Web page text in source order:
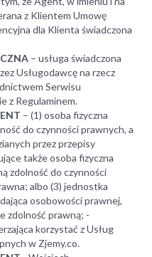
z Klientem Umowę
dla Klienta świadczona
– usługa świadczona
Usługodawcę na rzecz
Serwisu
z Regulaminem.
– (1) osoba fizyczna
do czynności prawnych, a
przez przepisy
także osoba fizyczna
zdolność do czynności
albo (3) jednostka
osobowości prawnej,
zdolność prawną; -
korzystać z Usług
w Zjemy.co.